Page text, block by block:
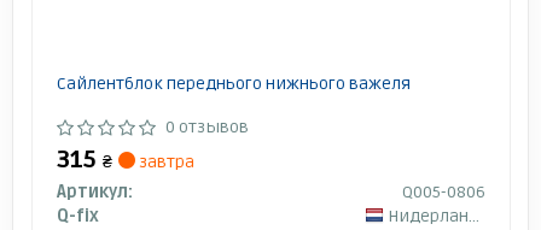
Сайлентблок переднього нижнього важеля
0 отзывов
315 ₴
завтра
Артикул:
Q005-0806
Q-fix
Нидерланды